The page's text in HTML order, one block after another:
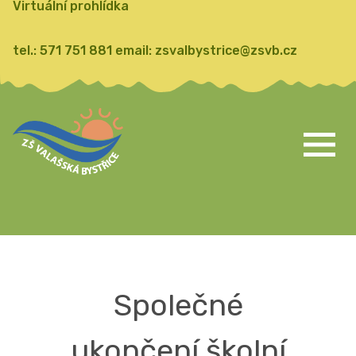
Virtuální prohlídka
tel.: 571 751 881 email: zsvalbystrice@zsvb.cz
Společné